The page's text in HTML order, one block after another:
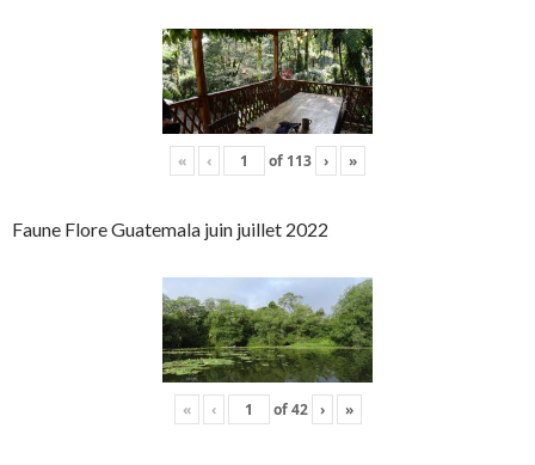
« ‹ of 113 › »
Faune Flore Guatemala juin juillet 2022
« ‹ of42 › »